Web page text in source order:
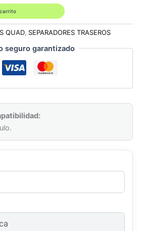
QUAD, SEPARADORES TRASEROS
seguro garantizado